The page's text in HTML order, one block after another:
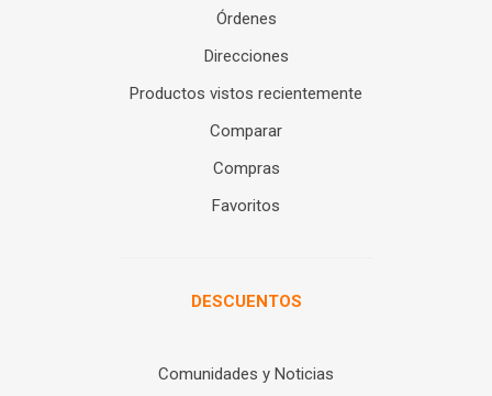
Órdenes
Direcciones
Productos vistos recientemente
Comparar
Compras
Favoritos
DESCUENTOS
Comunidades y Noticias